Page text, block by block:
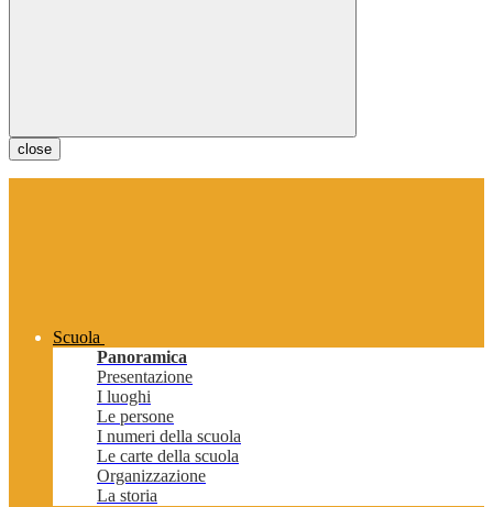
close
Scuola
Panoramica
Presentazione
I luoghi
Le persone
I numeri della scuola
Le carte della scuola
Organizzazione
La storia